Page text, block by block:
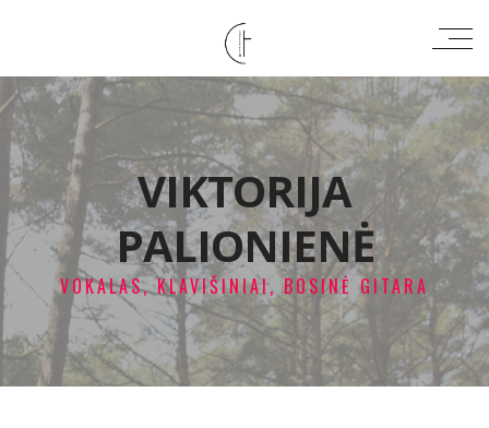
VIKTORIJA
PALIONIENĖ
VOKALAS, KLAVIŠINIAI, BOSINĖ GITARA